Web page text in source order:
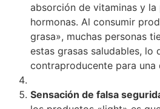
absorción de vitaminas y
hormonas. Al consumir
grasa», muchas personas
estas grasas saludables, lo
contraproducente para una
Sensación de falsa